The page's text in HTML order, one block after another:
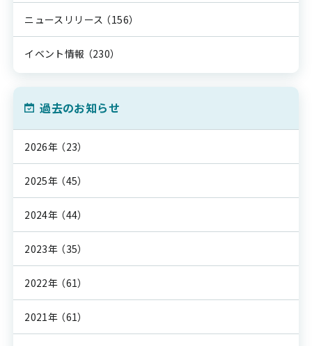
ニュースリリース （156）
イベント情報 （230）
過去のお知らせ
2026年 （23）
2025年 （45）
2024年 （44）
2023年 （35）
2022年 （61）
2021年 （61）